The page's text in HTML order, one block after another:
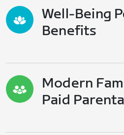
Well-Being
Benefits
Modern
Paid